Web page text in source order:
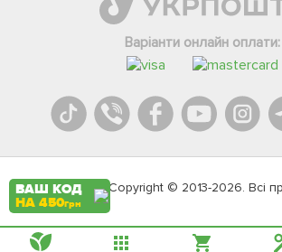
Варіанти онлайн оплати:
Agromarket.Copyright © 2013-2026. Всі
ВАШ КОД
НА 450грн